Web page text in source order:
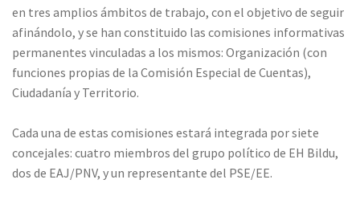
en tres amplios ámbitos de trabajo, con el objetivo de seguir
afinándolo, y se han constituido las comisiones informativas
permanentes vinculadas a los mismos: Organización (con
funciones propias de la Comisión Especial de Cuentas),
Ciudadanía y Territorio.
Cada una de estas comisiones estará integrada por siete
concejales: cuatro miembros del grupo político de EH Bildu,
dos de EAJ/PNV, y un representante del PSE/EE.